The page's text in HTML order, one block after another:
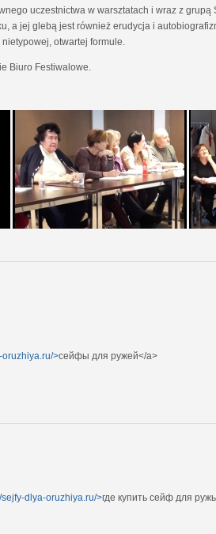
uczestnictwa w warsztatach i wraz z grupą
a jej glebą jest również erudycja i
otwartej formule.
Biuro Festiwalowe.
oruzhiya.ru/>сейфы для ружей</a>
sejfy-dlya-oruzhiya.ru/>где купить сейф для